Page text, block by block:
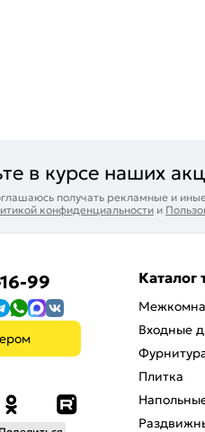
в курсе наших
получать рекламные и
конфиденциальности и
99 Каталог
Входные
Плитка